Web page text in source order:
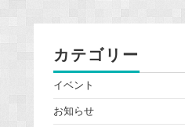
カテゴリー
イベント
お知らせ